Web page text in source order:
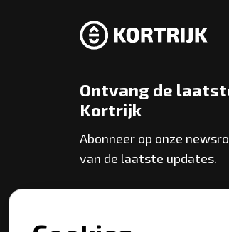
Ontvang de
Kortrijk
Abonneer op onze
van de laatste updates.